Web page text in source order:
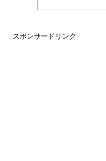
スポンサードリンク